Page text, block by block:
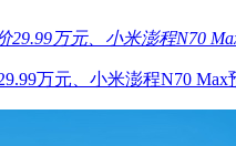
万元、小米澎程N70 Max